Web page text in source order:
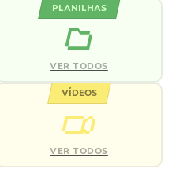
PLANILHAS
VER TODOS
VÍDEOS
VER TODOS